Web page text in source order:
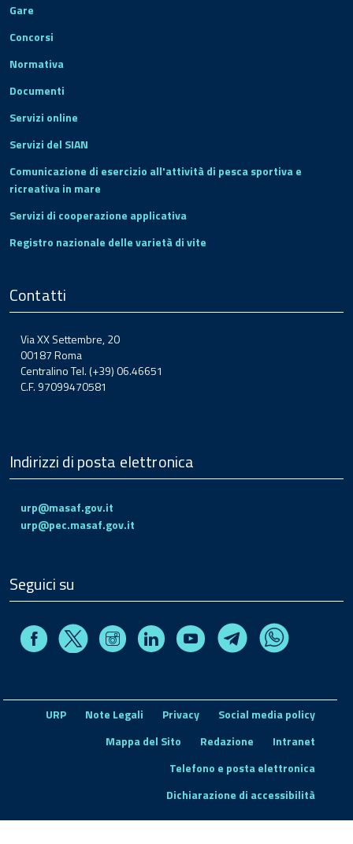
Gare
Concorsi
Normativa
Documenti
Servizi online
Servizi del SIAN
Comunicazione di esercizio all'attività di pesca sportiva e
ricreativa in mare
Servizi di cooperazione applicativa
Registro nazionale delle varietà di vite
Contatti
Via XX Settembre, 20
00187 Roma
Centralino Tel. (+39) 06.46651
C.F. 97099470581
Indirizzi di posta elettronica
urp@masaf.gov.it
urp@pec.masaf.gov.it
Seguici su
FacebookX InstagramLinkedin Youtube TelegramWhatsapp
URP Note Legali Privacy
Social media policy
Mappa del Sito
Redazione
Intranet
Telefono e posta elettronica
Dichiarazione di accessibilità